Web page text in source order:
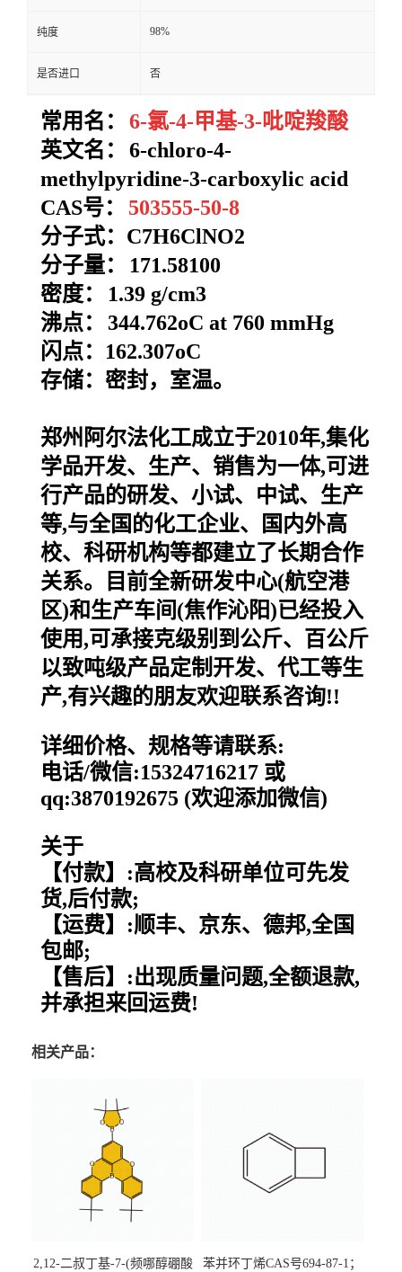
纯度 98%
是否进口 否
常用名：
6-氯-4-甲基-3-吡啶羧酸
英文名：
6-chloro-4-
methylpyridine-3-carboxylic acid
CAS号：
503555-50-8
分子式： C7H6ClNO2
分子量：
171.58100
密度：
1.39 g/cm3
沸点：
344.762oC at 760 mmHg
闪点：162.307oC
存储：密封，室温。
郑州阿尔法化工成立于2010年,集化
学品开发、生产、销售为一体,可进
行产品的研发、小试、中试、生产
等,与全国的化工企业、国内外高
校、科研机构等都建立了长期合作
关系。目前全新研发中心(航空港
区)和生产车间(焦作沁阳)已经投入
使用,可承接克级别到公斤、百公斤
以致吨级产品定制开发、代工等生
产,有兴趣的朋友欢迎联系咨询!!
详细价格、规格等请联系:
电话/微信:15324716217 或
qq:3870192675 (欢迎添加微信)
关于
【付款】:高校及科研单位可先发
货,后付款;
【运费】:顺丰、京东、德邦,全国
包邮;
【售后】:出现质量问题,全额退款,
并承担来回运费!
相关产品：
2,12-二叔丁基-7-(频哪醇硼酸
苯并环丁烯CAS号694-87-1；